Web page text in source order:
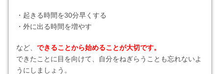
・起きる時間を30分早くする
・外に出る時間を増やす
など、 できることから始めることが大切です。
できたことに目を向けて、自分をねぎらうことも忘れないよ
うにしましょう。